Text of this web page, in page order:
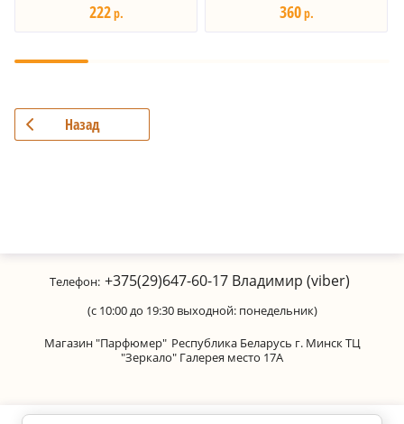
222р. 360р.
Назад
Телефон: +375(29)647-60-17 Владимир (viber)
(с 10:00 до 19:30 выходной: понедельник)
Магазин "Парфюмер" Республика Беларусь г. Минск ТЦ
"Зеркало" Галерея место 17А